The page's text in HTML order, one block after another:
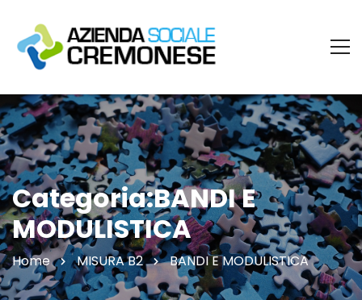
Categoria:BANDI E
MODULISTICA
Home MISURA B2 BANDI E MODULISTICA